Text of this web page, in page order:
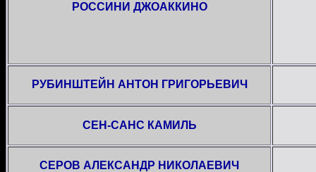
РОССИНИ ДЖОАККИНО
РУБИНШТЕЙН АНТОН ГРИГОРЬЕВИЧ
СЕН-САНС КАМИЛЬ
СЕРОВ АЛЕКСАНДР НИКОЛАЕВИЧ